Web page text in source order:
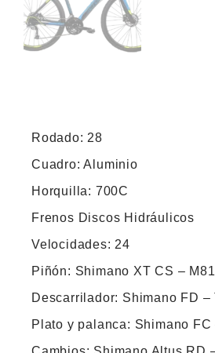
Rodado: 28
Cuadro: Aluminio
Horquilla: 700C
Frenos Discos Hidráulicos
Velocidades: 24
Piñón: Shimano XT CS –
Descarrilador: Shimano FD –
Plato y palanca: Shimano FC